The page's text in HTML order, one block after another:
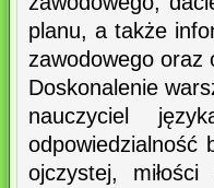
planu, a także
zawodowego oraz
Doskonalenie
nauczyciel
odpowiedzialność
ojczystej,